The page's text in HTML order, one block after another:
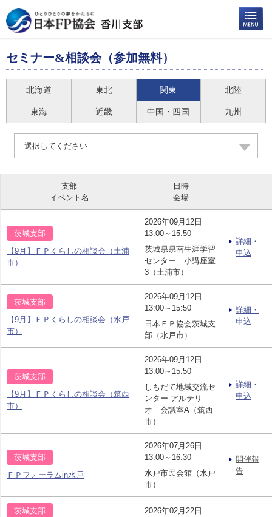
セミナー&相談会（参加無料）
北海道 東北 関東 北陸
東海 近畿 中国・四国 九州
選択してください
支部
イベント名
日時
会場
茨城支部
【9月】ＦＰくらしの相談会（土浦
市）
2026年09月12日
13:00～15:50
茨城県県南生涯学習
センター 小講座室
3（土浦市）
詳細・
申込
茨城支部
【9月】ＦＰくらしの相談会（水戸
市）
2026年09月12日
13:00～15:50
日本ＦＰ協会茨城支
部（水戸市）
詳細・
申込
茨城支部
【9月】ＦＰくらしの相談会（筑西
市）
2026年09月12日
13:00～15:50
しもだて地域交流セ
ンター アルテリ
オ 会議室A（筑西
市）
詳細・
申込
茨城支部
ＦＰフォーラムin水戸
2026年07月26日
13:00～16:30
水戸市民会館（水戸
市）
開催報
告
茨城支部
2026年02月22日